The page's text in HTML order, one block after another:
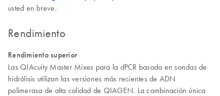
usted en breve.
Rendimiento
Rendimiento superior
Las QIAcuity Master Mixes para la dPCR basada en sondas de
hidrólisis utilizan las versiones más recientes de ADN
polimerasa de alta calidad de QIAGEN. La combinación única